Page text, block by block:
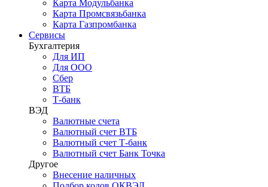
Карта Модульбанка
Карта Промсвязьбанка
Карта Газпромбанка
Сервисы
Бухгалтерия
Для ИП
Для ООО
Сбер
ВТБ
Т-банк
ВЭД
Валютные счета
Валютный счет ВТБ
Валютный счет Т-банк
Валютный счет Банк Точка
Другое
Внесение наличных